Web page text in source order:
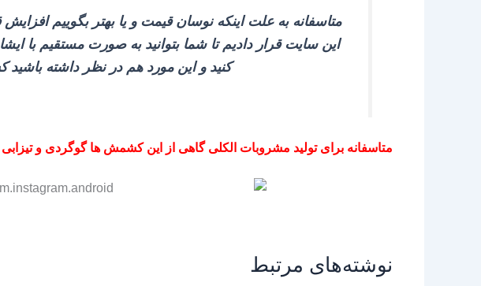
متاسفانه به علت اینکه نوسان قیمت و یا بهتر بگوییم
این سایت قرار دادیم تا شما بتوانید به صورت مستقیم با
کنید و این مورد هم در نظر داشته باشید
متاسفانه برای تولید مشروبات الکلی گاهی از این کشمش ها گوگردی و
نوشته‌های مرتبط